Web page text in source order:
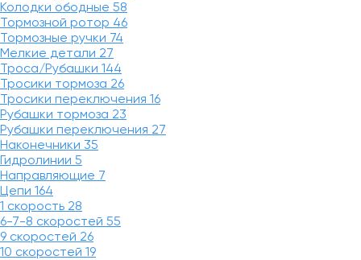
Колодки ободные 58
Тормозной ротор 46
Тормозные ручки 74
Мелкие детали 27
Троса/Рубашки 144
Тросики тормоза 26
Тросики переключения 16
Рубашки тормоза 23
Рубашки переключения 27
Наконечники 35
Гидролинии 5
Направляющие 7
Цепи 164
1 скорость 28
6-7-8 скоростей 55
9 скоростей 26
10 скоростей 19